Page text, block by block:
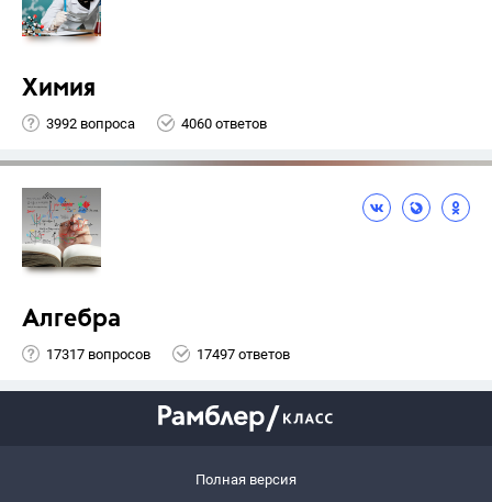
Химия
3992 вопроса 4060 ответов
Алгебра
17317 вопросов 17497 ответов
Полная версия